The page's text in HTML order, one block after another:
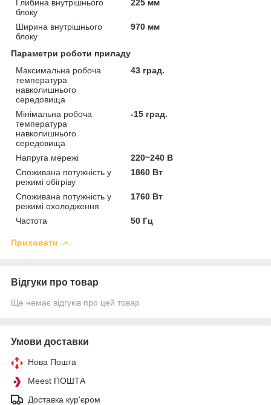
Глибина внутрішнього
блоку
225 мм
Ширина внутрішнього
блоку
970 мм
Параметри роботи приладу
Максимальна робоча
температура
навколишнього
середовища
43 град.
Мінімальна робоча
температура
навколишнього
середовища
-15 град.
Напруга мережі
220~240 В
Споживана потужність у
режимі обігріву
1860 Вт
Споживана потужність у
режимі охолодження
1760 Вт
Частота 50 Гц
Приховати
Відгуки про товар
Ще немає відгуків про цей товар
Умови доставки
Нова Пошта
Meest ПОШТА
Доставка кур'єром